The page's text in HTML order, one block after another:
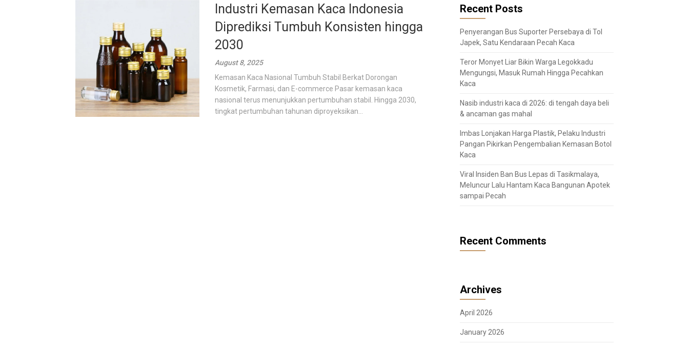
Industri Kemasan Kaca Indonesia
Diprediksi Tumbuh Konsisten hingga
2030
August 8, 2025
Kemasan Kaca Nasional Tumbuh Stabil Berkat Dorongan
Kosmetik, Farmasi, dan E-commerce Pasar kemasan kaca
nasional terus menunjukkan pertumbuhan stabil. Hingga 2030,
tingkat pertumbuhan tahunan diproyeksikan...
Recent Posts
Penyerangan Bus Suporter Persebaya di Tol
Japek, Satu Kendaraan Pecah Kaca
Teror Monyet Liar Bikin Warga Legokkadu
Mengungsi, Masuk Rumah Hingga Pecahkan
Kaca
Nasib industri kaca di 2026: di tengah daya beli
& ancaman gas mahal
Imbas Lonjakan Harga Plastik, Pelaku Industri
Pangan Pikirkan Pengembalian Kemasan Botol
Kaca
Viral Insiden Ban Bus Lepas di Tasikmalaya,
Meluncur Lalu Hantam Kaca Bangunan Apotek
sampai Pecah
Recent Comments
Archives
April 2026
January 2026